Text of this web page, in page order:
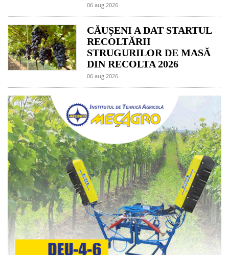
06 aug 2026
CĂUȘENI A DAT STARTUL
RECOLTĂRII
STRUGURILOR DE MASĂ
DIN RECOLTA 2026
06 aug 2026